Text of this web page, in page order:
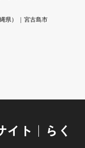
県） 宮古島市
イト｜らく